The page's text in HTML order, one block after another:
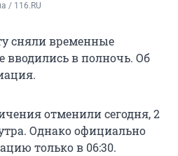
/ 116.RU
сняли временные
вводились в полночь. Об
отменили сегодня, 2
Однако официально
только в 06:30.